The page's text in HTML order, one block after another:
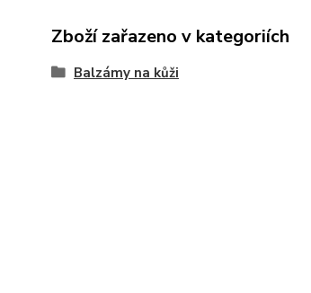
Zboží zařazeno v kategoriích
Balzámy na kůži